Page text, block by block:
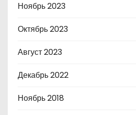
Ноябрь 2023
Октябрь 2023
Август 2023
Декабрь 2022
Ноябрь 2018